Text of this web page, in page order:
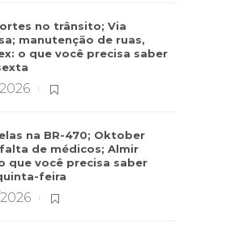
no trânsito; Via
manutenção de ruas,
o que você precisa saber
na BR-470; Oktober
de médicos; Almir
que você precisa saber
feira